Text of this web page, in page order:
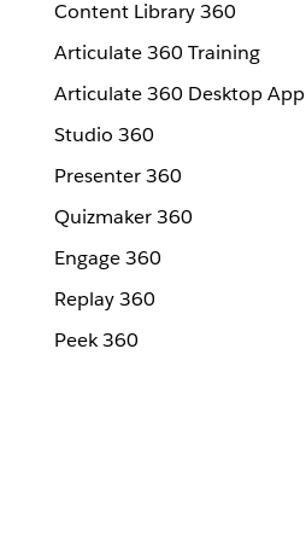
Content Library 360
Articulate 360 Training
Articulate 360 Desktop App
Studio 360
Presenter 360
Quizmaker 360
Engage 360
Replay 360
Peek 360